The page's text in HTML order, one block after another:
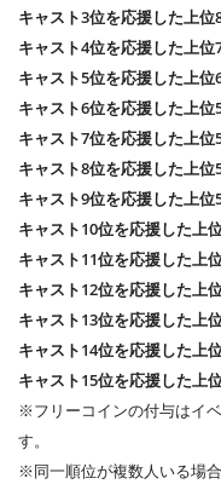
キャスト3位を応援した上位
キャスト4位を応援した上位
キャスト5位を応援した上位
キャスト6位を応援した上位
キャスト7位を応援した上位
キャスト8位を応援した上位
キャスト9位を応援した上位
キャスト10位を応援した上
キャスト11位を応援した上
キャスト12位を応援した上
キャスト13位を応援した上
キャスト14位を応援した上
キャスト15位を応援した上
※フリーコインの付与はイ
す。
※同一順位が複数人いる場